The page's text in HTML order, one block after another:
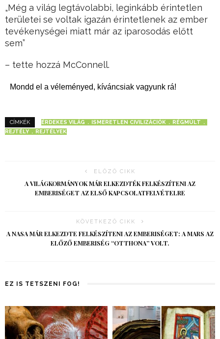
„Még a világ legtávolabbi, leginkább érintetlen
területei se voltak igazán érintetlenek az ember
tevékenységei miatt már az iparosodás előtt
sem”
– tette hozzá McConnell.
Mondd el a véleményed, kíváncsiak vagyunk rá!
CÍMKÉK ÉRDEKES VILÁG ISMERETLEN CIVILIZÁCIÓK
RÉGMÚLT
REJTÉLY
REJTÉLYEK
ELŐZŐ CIKK
A VILÁGKORMÁNYOK MÁR ELKEZDTÉK FELKÉSZÍTENI AZ
EMBERISÉGET AZ ELSŐ KAPCSOLATFELVÉTELRE
KÖVETKEZŐ CIKK
A NASA MÁR ELKEZDTE FELKÉSZÍTENI AZ EMBERISÉGET: A MARS AZ
ELŐZŐ EMBERISÉG “OTTHONA” VOLT.
EZ IS TETSZENI FOG!